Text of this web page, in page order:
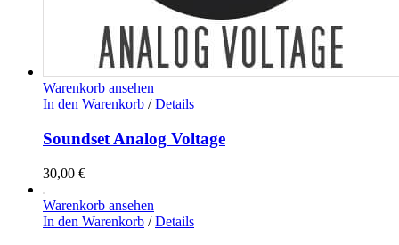
Warenkorb ansehen
In den Warenkorb / Details
Soundset Analog Voltage
30,00 €
Warenkorb ansehen
In den Warenkorb / Details